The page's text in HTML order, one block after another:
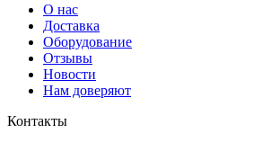
О нас
Доставка
Оборудование
Отзывы
Новости
Нам доверяют
Контакты